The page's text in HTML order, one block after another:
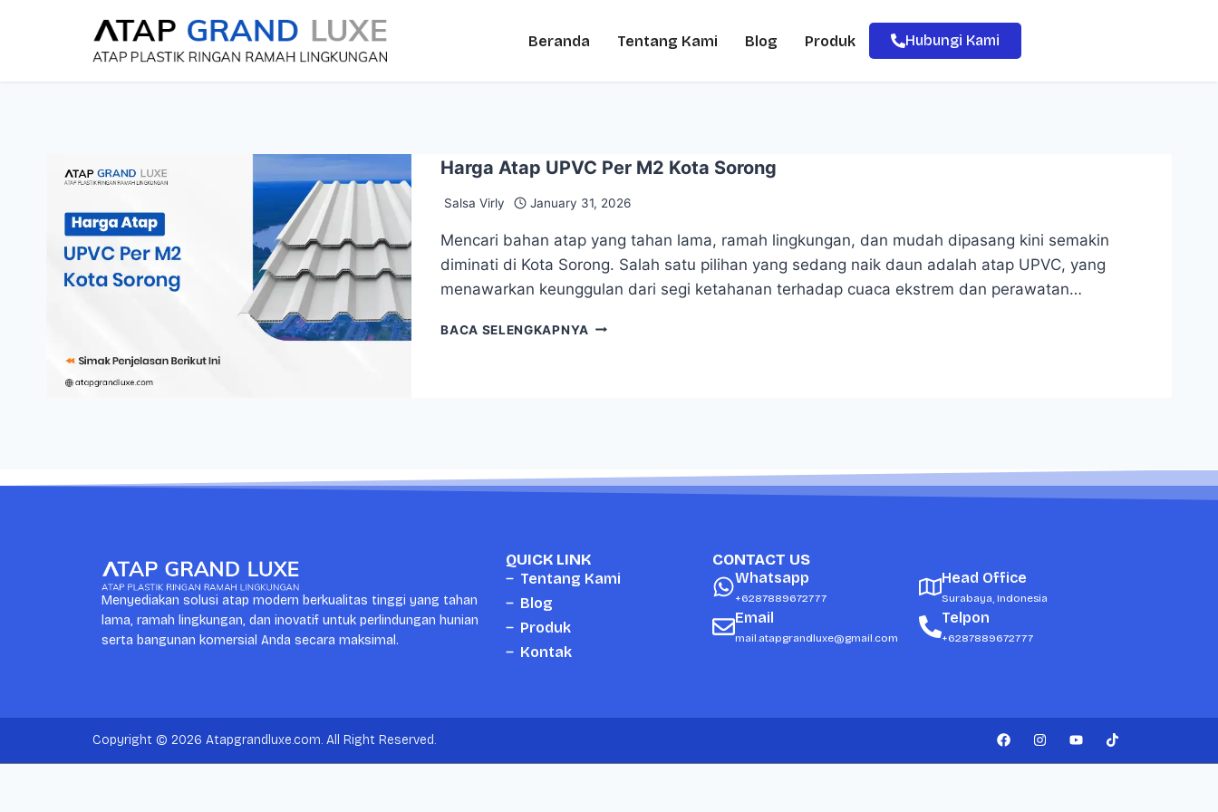
Beranda Tentang Kami Blog Produk Hubungi Kami
Harga Atap UPVC Per M2 Kota Sorong
Salsa Virly January 31, 2026
Mencari bahan atap yang tahan lama, ramah lingkungan, dan mudah dipasang kini semakin
diminati di Kota Sorong. Salah satu pilihan yang sedang naik daun adalah atap UPVC, yang
menawarkan keunggulan dari segi ketahanan terhadap cuaca ekstrem dan perawatan…
BACA SELENGKAPNYA
Menyediakan solusi atap modern berkualitas tinggi yang tahan
lama, ramah lingkungan, dan inovatif untuk perlindungan hunian
serta bangunan komersial Anda secara maksimal.
QUICK LINK
Tentang Kami
Blog
Produk
Kontak
CONTACT US
Email
mail.atapgrandluxe@gmail.com
Whatsapp
+6287889672777
Telpon
+6287889672777
Head Office
Surabaya, Indonesia
Copyright © 2026 Atapgrandluxe.com. All Right Reserved.